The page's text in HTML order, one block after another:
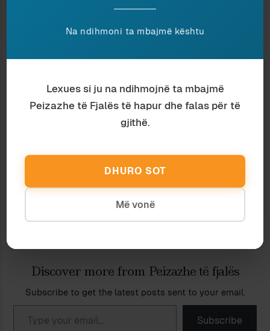
përpara e të zhvillohet. E nëse ju duken të
largëta si koncepte mendoni pak për pallatin,
23 July 2007
In "Antropologji"
TË FLASIM DREJT
Discover more from Peizazhe të fjalës
Subscribe to get the latest posts sent to your email.
Type your email…
Subscribe
Na ndihmoni ta mbajmë kështu
Lexues si ju na ndihmojnë ta mbajmë
Peizazhe të Fjalës të hapur dhe falas për të
gjithë.
DHURO SOT
Më vonë